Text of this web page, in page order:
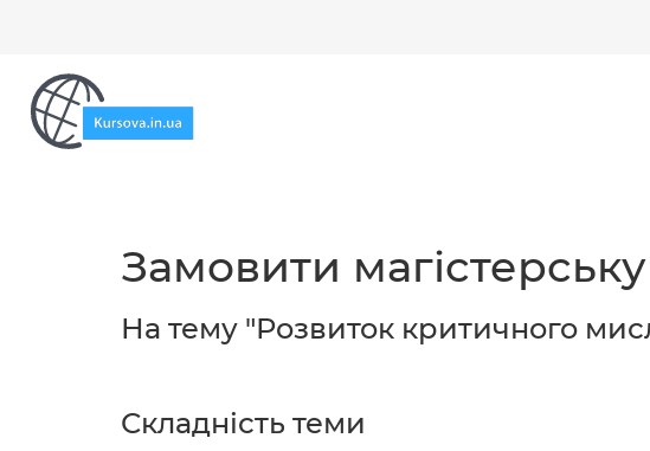
Замовити
На тему "Розвиток критичного
Складність теми